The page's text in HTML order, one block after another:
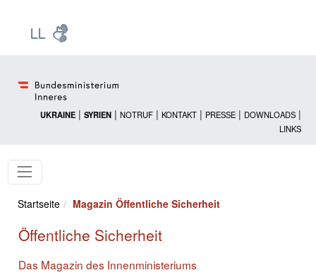
UKRAINE | SYRIEN | NOTRUF | KONTAKT | PRESSE | DOWNLOADS |
LINKS
Startseite Magazin Öffentliche Sicherheit
Öffentliche Sicherheit
Das Magazin des Innenministeriums